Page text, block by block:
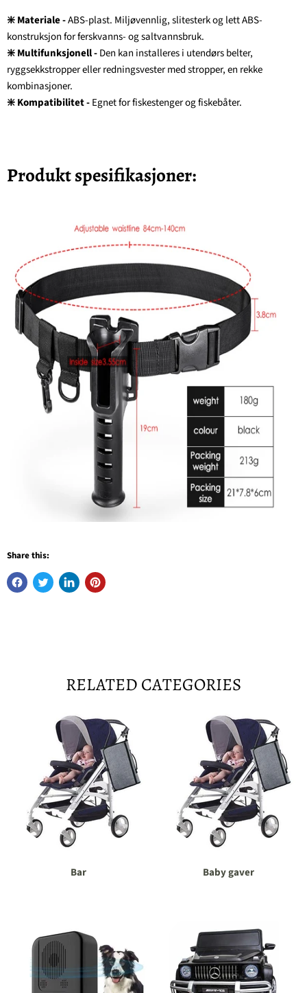
❇️Materiale -ABS-plast. Miljøvennlig, slitesterk og lett ABS-
konstruksjon for ferskvanns- og saltvannsbruk.
❇️Multifunksjonell -Den kan installeres i utendørs belter,
ryggsekkstropper eller redningsvester med stropper, en rekke
kombinasjoner.
❇️Kompatibilitet -Egnet for fiskestenger og fiskebåter.
Produkt spesifikasjoner:
Share this:
RELATED CATEGORIES
Bar Baby gaver